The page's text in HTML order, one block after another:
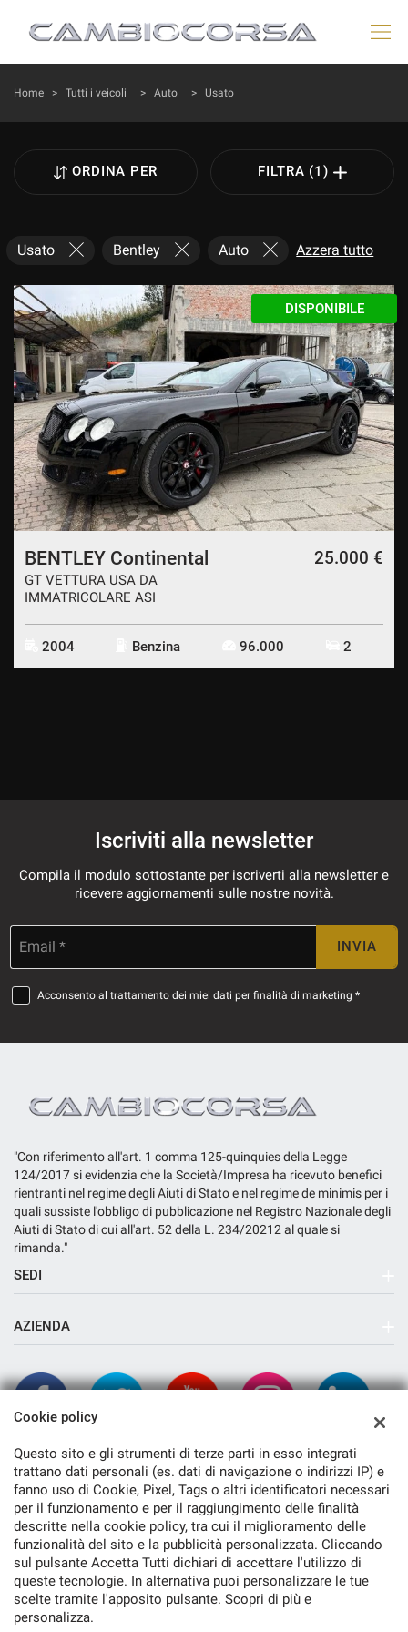
HOME
VEICOLI AYVENS
ACQUISTIAMO USATO
DICONO DI NOI
ASSISTENZA
CONTATTI
CONTATTI
AREA COMMERCIANTI
Home > Tutti i veicoli > Auto > Usato
ORDINA PER FILTRA (1)
Usato Bentley Auto Azzera tutto
DISPONIBILE
BENTLEY Continental
GT VETTURA USA DA
IMMATRICOLARE ASI
25.000 €
2004 Benzina 96.000 2
Iscriviti alla newsletter
Compila il modulo sottostante per iscriverti alla newsletter e
ricevere aggiornamenti sulle nostre novità.
Email * INVIA
Acconsento al trattamento dei miei dati per finalità di marketing *
"Con riferimento all'art. 1 comma 125-quinquies della Legge
124/2017 si evidenzia che la Società/Impresa ha ricevuto benefici
rientranti nel regime degli Aiuti di Stato e nel regime de minimis per i
quali sussiste l'obbligo di pubblicazione nel Registro Nazionale degli
Aiuti di Stato di cui all'art. 52 della L. 234/20212 al quale si
rimanda."
SEDI
AZIENDA
TORNA IN CIMA
Copyright © 2026 Cambiocorsa Srl - P.IVA 01243710116 -
l'informativa sulla privacy
Cookie policy
Questo sito e gli strumenti di terze parti in esso integrati
trattano dati personali (es. dati di navigazione o indirizzi IP) e
fanno uso di Cookie, Pixel, Tags o altri identificatori necessari
per il funzionamento e per il raggiungimento delle finalità
descritte nella cookie policy, tra cui il miglioramento delle
funzionalità del sito e la pubblicità personalizzata. Cliccando
sul pulsante Accetta Tutti dichiari di accettare l'utilizzo di
queste tecnologie. In alternativa puoi personalizzare le tue
scelte tramite l'apposito pulsante. Scopri di più e
personalizza.